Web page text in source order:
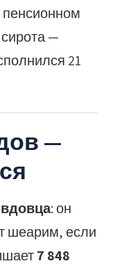
пенсионном
—
21
—
вдовца: он
шеарим, если
7 848